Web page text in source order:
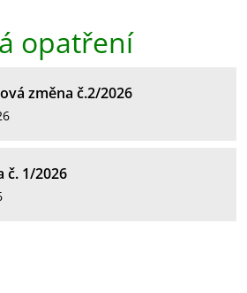
opatření
změna č.2/2026
č. 1/2026